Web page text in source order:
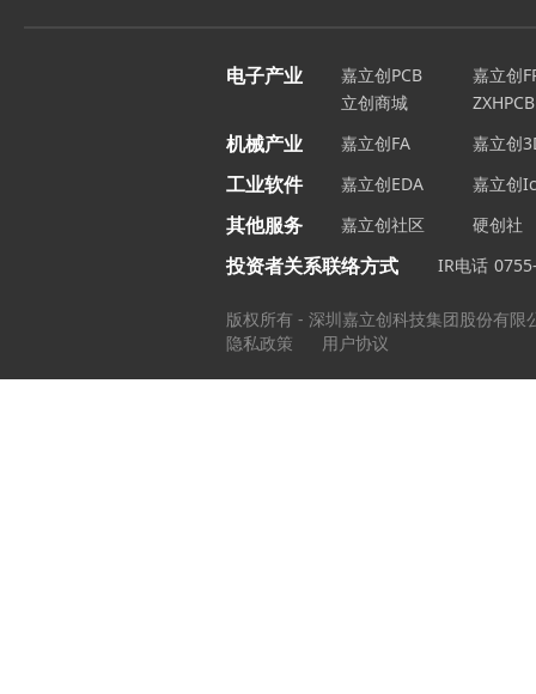
电子产业 嘉立创PCB
嘉立创
立创商城
ZXHPCB
机械产业 嘉立创FA 嘉立创
工业软件 嘉立创EDA 嘉立创
其他服务 嘉立创社区 硬创社
投资者关系联络方式 IR电话
版权所有 - 深圳嘉立创科技集团股份有限
隐私政策
用户协议